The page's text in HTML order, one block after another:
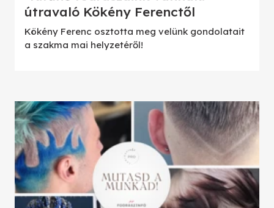
útravaló Kökény Ferenctől
Kökény Ferenc osztotta meg velünk gondolatait
a szakma mai helyzetéről!